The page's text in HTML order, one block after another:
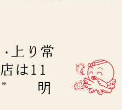
上り常
は11
ﾉ” 明